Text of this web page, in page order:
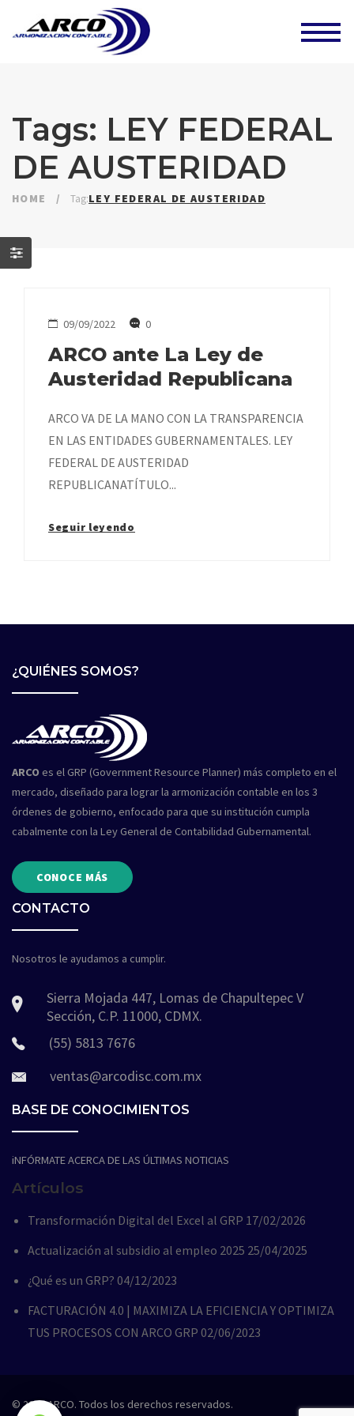
Tags: LEY FEDERAL
DE AUSTERIDAD
HOME / Tag:LEY FEDERAL DE AUSTERIDAD
09/09/2022 0
ARCO ante La Ley de
Austeridad Republicana
ARCO VA DE LA MANO CON LA TRANSPARENCIA
EN LAS ENTIDADES GUBERNAMENTALES. LEY
FEDERAL DE AUSTERIDAD
REPUBLICANATÍTULO...
Seguir leyendo
¿QUIÉNES SOMOS?
ARCO es el GRP (Government Resource Planner) más completo en el
mercado, diseñado para lograr la armonización contable en los 3
órdenes de gobierno, enfocado para que su institución cumpla
cabalmente con la Ley General de Contabilidad Gubernamental.
CONOCE MÁS
CONTACTO
Nosotros le ayudamos a cumplir.
Sierra Mojada 447, Lomas de Chapultepec V
Sección, C.P. 11000, CDMX.
(55) 5813 7676
ventas@arcodisc.com.mx
BASE DE CONOCIMIENTOS
iNFÓRMATE ACERCA DE LAS ÚLTIMAS NOTICIAS
Artículos
Transformación Digital del Excel al GRP 17/02/2026
Actualización al subsidio al empleo 2025 25/04/2025
¿Qué es un GRP? 04/12/2023
FACTURACIÓN 4.0 | MAXIMIZA LA EFICIENCIA Y OPTIMIZA
TUS PROCESOS CON ARCO GRP 02/06/2023
© 2020 ARCO. Todos los derechos reservados.